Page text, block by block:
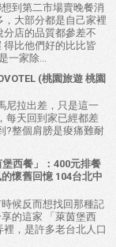
到第二市場賣晚餐消
大部分都是自己家裡
店的品質都參差不
比他們好的比比皆
一家除...
(桃園旅遊 桃園
尼拉出差，只是這一
每天回到家已經都差
?整個肩膀是痠痛難耐
西餐」：400元排餐
懷舊回憶 104台北中
候反而想找回那種記
的這家 「萊茵堡西
，是許多老台北人口